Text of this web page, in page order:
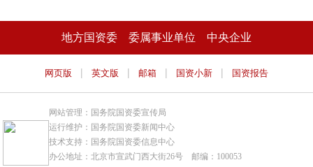
地方国资委 委属事业单位 中央企业
网页版 | 英文版 | 邮箱 | 国资小新 | 国资报告
网站管理：国务院国资委宣传局
运行维护：国务院国资委新闻中心
技术支持：国务院国资委信息中心
办公地址：北京市宣武门西大街26号 邮编：100053